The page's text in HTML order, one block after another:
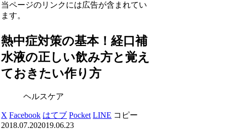
当ページのリンクには広告が含まれてい
ます。
熱中症対策の基本！経口補
水液の正しい飲み方と覚え
ておきたい作り方
ヘルスケア
X Facebook はてブ Pocket LINE コピー
2018.07.202019.06.23